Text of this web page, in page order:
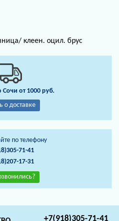
клеен. оцил. брус
Сочи от 1000 руб.
о доставке
по телефону
71-41
17-31
+7(918)305-71-41